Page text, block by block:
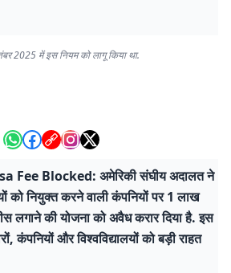
2025 में इस नियम को लागू किया था.
Fee Blocked: अमेरिकी संघीय अदालत ने
को नियुक्त करने वाली कंपनियों पर 1 लाख
लगाने की योजना को अवैध करार दिया है. इस
कंपनियों और विश्वविद्यालयों को बड़ी राहत